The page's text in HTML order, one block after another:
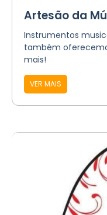
Artesão da
Instrumentos
também
mais!
VER MAIS